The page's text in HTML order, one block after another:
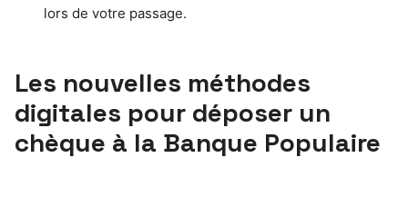
lors de votre passage.
Les nouvelles méthodes
digitales pour déposer un
chèque à la Banque Populaire